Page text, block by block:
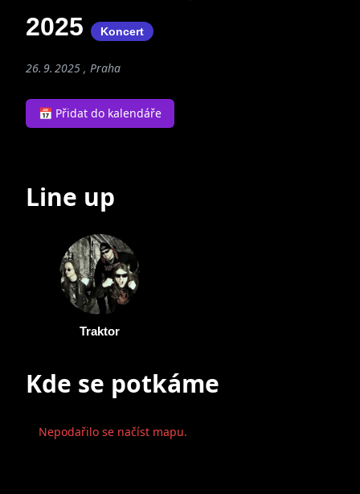
2025
Koncert
26. 9. 2025 , Praha
📅 Přidat do kalendáře
Line up
Traktor
Kde se potkáme
Nepodařilo se načíst mapu.